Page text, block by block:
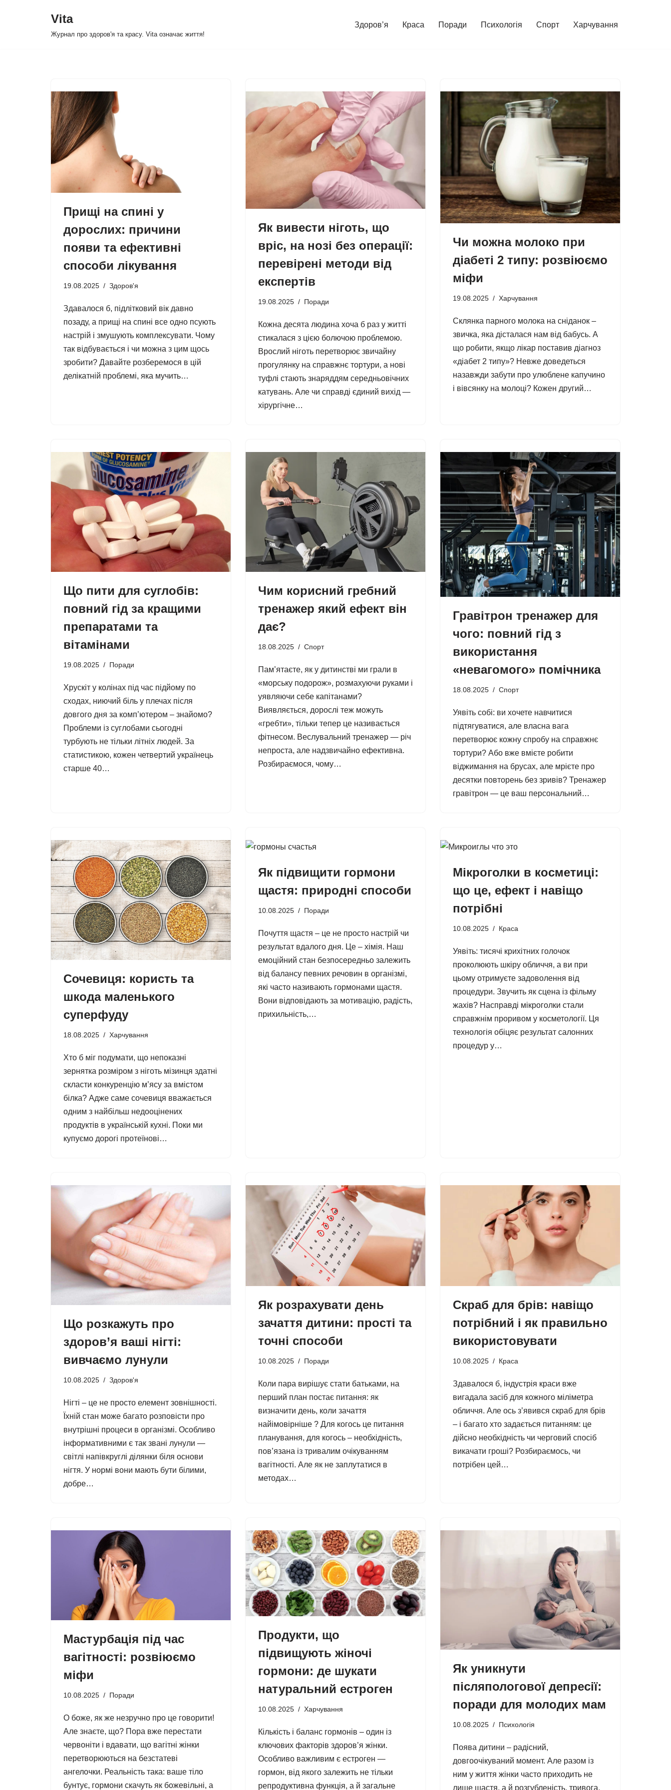
Vita
Журнал про здоров'я та красу. Vita означає життя!
Здоров’я Краса Поради Психологія Спорт Харчування
Прищі на спині у
дорослих: причини
появи та ефективні
способи лікування
19.08.2025 Здоров'я
Здавалося б, підлітковий вік давно
позаду, а прищі на спині все одно псують
настрій і змушують комплексувати. Чому
так відбувається і чи можна з цим щось
зробити? Давайте розберемося в цій
делікатній проблемі, яка мучить…
Як вивести ніготь, що
вріс, на нозі без операції:
перевірені методи від
експертів
19.08.2025 Поради
Кожна десята людина хоча б раз у житті
стикалася з цією болючою проблемою.
Врослий ніготь перетворює звичайну
прогулянку на справжнє тортури, а нові
туфлі стають знаряддям середньовічних
катувань. Але чи справді єдиний вихід —
хірургічне…
Чи можна молоко при
діабеті 2 типу: розвіюємо
міфи
19.08.2025 Харчування
Склянка парного молока на сніданок –
звичка, яка дісталася нам від бабусь. А
що робити, якщо лікар поставив діагноз
«діабет 2 типу»? Невже доведеться
назавжди забути про улюблене капучино
і вівсянку на молоці? Кожен другий…
Що пити для суглобів:
повний гід за кращими
препаратами та
вітамінами
19.08.2025 Поради
Хрускіт у колінах під час підйому по
сходах, ниючий біль у плечах після
довгого дня за комп’ютером – знайомо?
Проблеми із суглобами сьогодні
турбують не тільки літніх людей. За
статистикою, кожен четвертий українець
старше 40…
Чим корисний гребний
тренажер який ефект він
дає?
18.08.2025 Спорт
Пам’ятаєте, як у дитинстві ми грали в
«морську подорож», розмахуючи руками і
уявляючи себе капітанами?
Виявляється, дорослі теж можуть
«гребти», тільки тепер це називається
фітнесом. Веслувальний тренажер — річ
непроста, але надзвичайно ефективна.
Розбираємося, чому…
Гравітрон тренажер для
чого: повний гід з
використання
«невагомого» помічника
18.08.2025 Спорт
Уявіть собі: ви хочете навчитися
підтягуватися, але власна вага
перетворює кожну спробу на справжнє
тортури? Або вже вмієте робити
віджимання на брусах, але мрієте про
десятки повторень без зривів? Тренажер
гравітрон — це ваш персональний…
Сочевиця: користь та
шкода маленького
суперфуду
18.08.2025 Харчування
Хто б міг подумати, що непоказні
зернятка розміром з ніготь мізинця здатні
скласти конкуренцію м’ясу за вмістом
білка? Адже саме сочевиця вважається
одним з найбільш недооцінених
продуктів в українській кухні. Поки ми
купуємо дорогі протеїнові…
Як підвищити гормони
щастя: природні способи
10.08.2025 Поради
Почуття щастя – це не просто настрій чи
результат вдалого дня. Це – хімія. Наш
емоційний стан безпосередньо залежить
від балансу певних речовин в організмі,
які часто називають гормонами щастя.
Вони відповідають за мотивацію, радість,
прихильність,…
Мікроголки в косметиці:
що це, ефект і навіщо
потрібні
10.08.2025 Краса
Уявіть: тисячі крихітних голочок
проколюють шкіру обличчя, а ви при
цьому отримуєте задоволення від
процедури. Звучить як сцена із фільму
жахів? Насправді мікроголки стали
справжнім проривом у косметології. Ця
технологія обіцяє результат салонних
процедур у…
Що розкажуть про
здоров’я ваші нігті:
вивчаємо лунули
10.08.2025 Здоров'я
Нігті – це не просто елемент зовнішності.
Їхній стан може багато розповісти про
внутрішні процеси в організмі. Особливо
інформативними є так звані лунули —
світлі напівкруглі ділянки біля основи
нігтя. У нормі вони мають бути білими,
добре…
Як розрахувати день
зачаття дитини: прості та
точні способи
10.08.2025 Поради
Коли пара вирішує стати батьками, на
перший план постає питання: як
визначити день, коли зачаття
найімовірніше ? Для когось це питання
планування, для когось – необхідність,
пов’язана із тривалим очікуванням
вагітності. Але як не заплутатися в
методах…
Скраб для брів: навіщо
потрібний і як правильно
використовувати
10.08.2025 Краса
Здавалося б, індустрія краси вже
вигадала засіб для кожного міліметра
обличчя. Але ось з’явився скраб для брів
– і багато хто задається питанням: це
дійсно необхідність чи черговий спосіб
викачати гроші? Розбираємось, чи
потрібен цей…
Мастурбація під час
вагітності: розвіюємо
міфи
10.08.2025 Поради
О боже, як же незручно про це говорити!
Але знаєте, що? Пора вже перестати
червоніти і вдавати, що вагітні жінки
перетворюються на безстатеві
ангелочки. Реальність така: ваше тіло
бунтує, гормони скачуть як божевільні, а
Продукти, що
підвищують жіночі
гормони: де шукати
натуральний естроген
10.08.2025 Харчування
Кількість і баланс гормонів – один із
ключових факторів здоров’я жінки.
Особливо важливим є естроген —
гормон, від якого залежить не тільки
репродуктивна функція, а й загальне
Як уникнути
післяпологової депресії:
поради для молодих мам
10.08.2025 Психологія
Поява дитини – радісний,
довгоочікуваний момент. Але разом із
ним у життя жінки часто приходить не
лише щастя, а й розгубленість, тривога,